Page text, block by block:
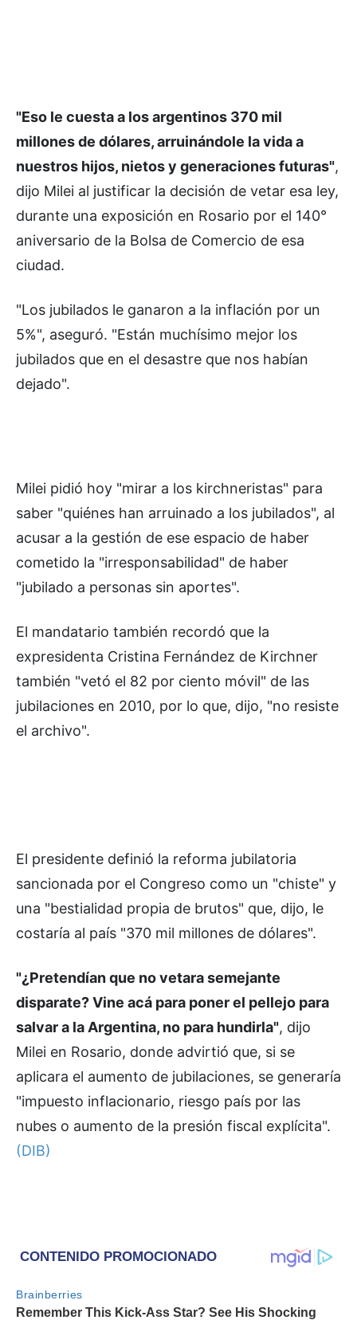
"Eso le cuesta a los argentinos 370 mil
millones de dólares, arruinándole la vida a
nuestros hijos, nietos y generaciones futuras",
dijo Milei al justificar la decisión de vetar esa ley,
durante una exposición en Rosario por el 140°
aniversario de la Bolsa de Comercio de esa
ciudad.
"Los jubilados le ganaron a la inflación por un
5%", aseguró. "Están muchísimo mejor los
jubilados que en el desastre que nos habían
dejado".
Milei pidió hoy "mirar a los kirchneristas" para
saber "quiénes han arruinado a los jubilados", al
acusar a la gestión de ese espacio de haber
cometido la "irresponsabilidad" de haber
"jubilado a personas sin aportes".
El mandatario también recordó que la
expresidenta Cristina Fernández de Kirchner
también "vetó el 82 por ciento móvil" de las
jubilaciones en 2010, por lo que, dijo, "no resiste
el archivo".
El presidente definió la reforma jubilatoria
sancionada por el Congreso como un "chiste" y
una "bestialidad propia de brutos" que, dijo, le
costaría al país "370 mil millones de dólares".
"¿Pretendían que no vetara semejante
disparate? Vine acá para poner el pellejo para
salvar a la Argentina, no para hundirla", dijo
Milei en Rosario, donde advirtió que, si se
aplicara el aumento de jubilaciones, se generaría
"impuesto inflacionario, riesgo país por las
nubes o aumento de la presión fiscal explícita".
(DIB)